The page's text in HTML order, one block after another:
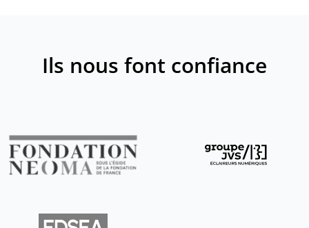
Ils nous font confiance